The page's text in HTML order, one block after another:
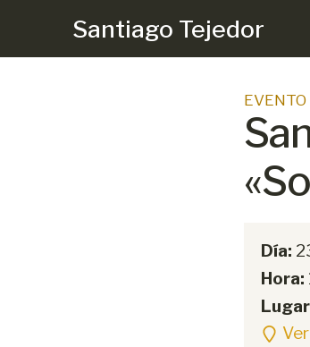
Santiago Tejedor
EVENTO
Día:
Hora: